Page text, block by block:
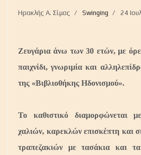
Ηρακλής Α. Σίμος Swinging 24
Ζευγάρια άνω των 30 ετών, με
παιχνίδι, γνωριμία και
της «Βιβλιοθήκης Ηδονισμού».
Το καθιστικό διαμορφώνεται
χαλιών, καρεκλών επισκέπτη και
τραπεζακιών με τασάκια και